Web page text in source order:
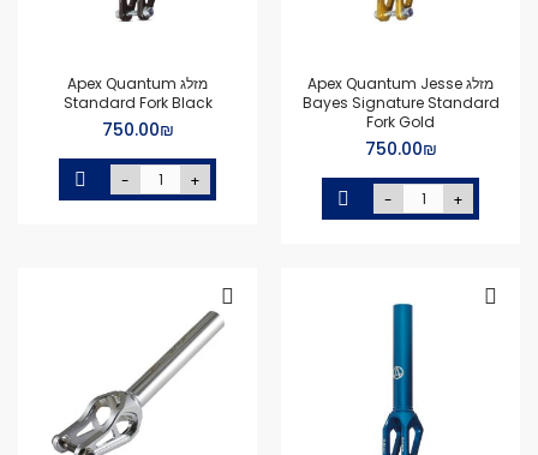
מזלג Apex Quantum Jesse
Bayes Signature Standard
Fork Gold
₪‏750.00
- +
מזלג Apex Quantum
Standard Fork Black
₪‏750.00
- +